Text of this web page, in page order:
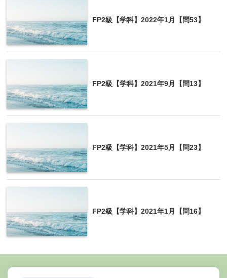
定期借家権 書面(公正証書等)
FP2級【学科】2022年1月【問53】
FP2級【学科】2021年9月【問13】
FP2級【学科】2021年5月【問23】
FP2級【学科】2021年1月【問16】